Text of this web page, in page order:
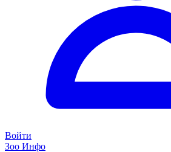
Войти
Зоо Инфо